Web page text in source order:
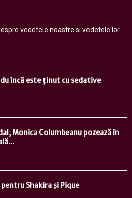
vedetele noastre si vedetele lor
încă este ținut cu sedative
Monica Columbeanu pozează în
Shakira şi Pique